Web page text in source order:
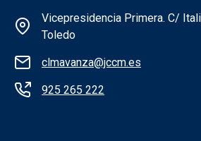
Información de la
Vicepresidencia Primera. C/
Toledo
clmavanza@jccm.es
925 265 222